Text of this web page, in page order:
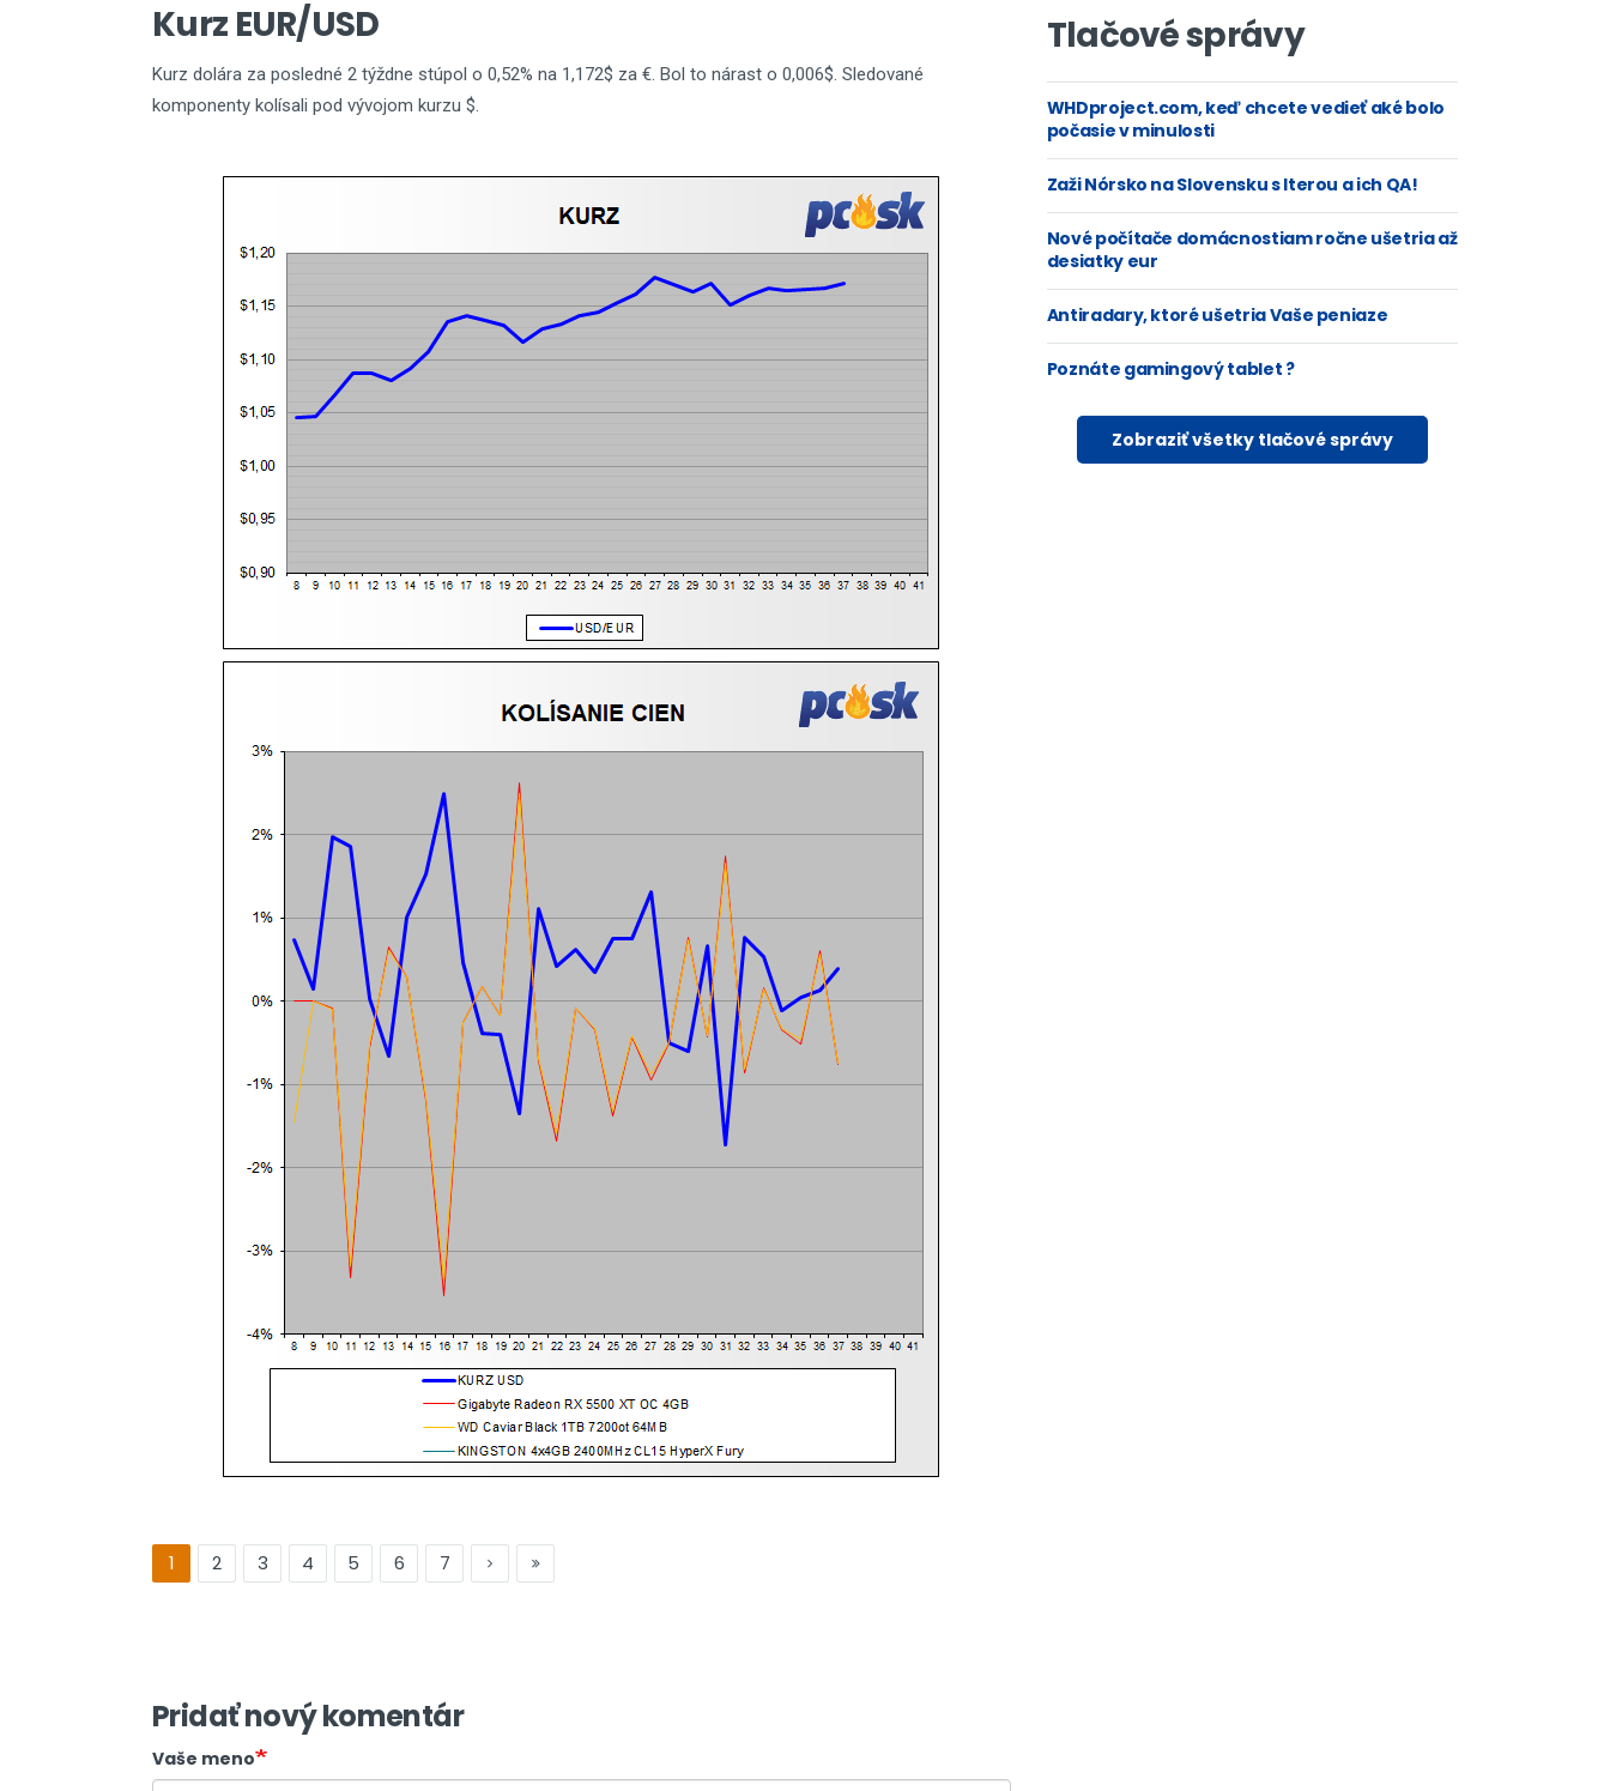
Kurz EUR/USD
Kurz dolára za posledné 2 týždne stúpol o 0,52% na 1,172$ za €. Bol to nárast o 0,006$. Sledované
komponenty kolísali pod vývojom kurzu $.
1 2 3 4 5 6 7
Pridať nový komentár
Vaše meno
Tlačové správy
WHDproject.com, keď chcete vedieť aké bolo
počasie v minulosti
Zaži Nórsko na Slovensku s Iterou a ich QA!
Nové počítače domácnostiam ročne ušetria až
desiatky eur
Antiradary, ktoré ušetria Vaše peniaze
Poznáte gamingový tablet ?
Zobraziť všetky tlačové správy